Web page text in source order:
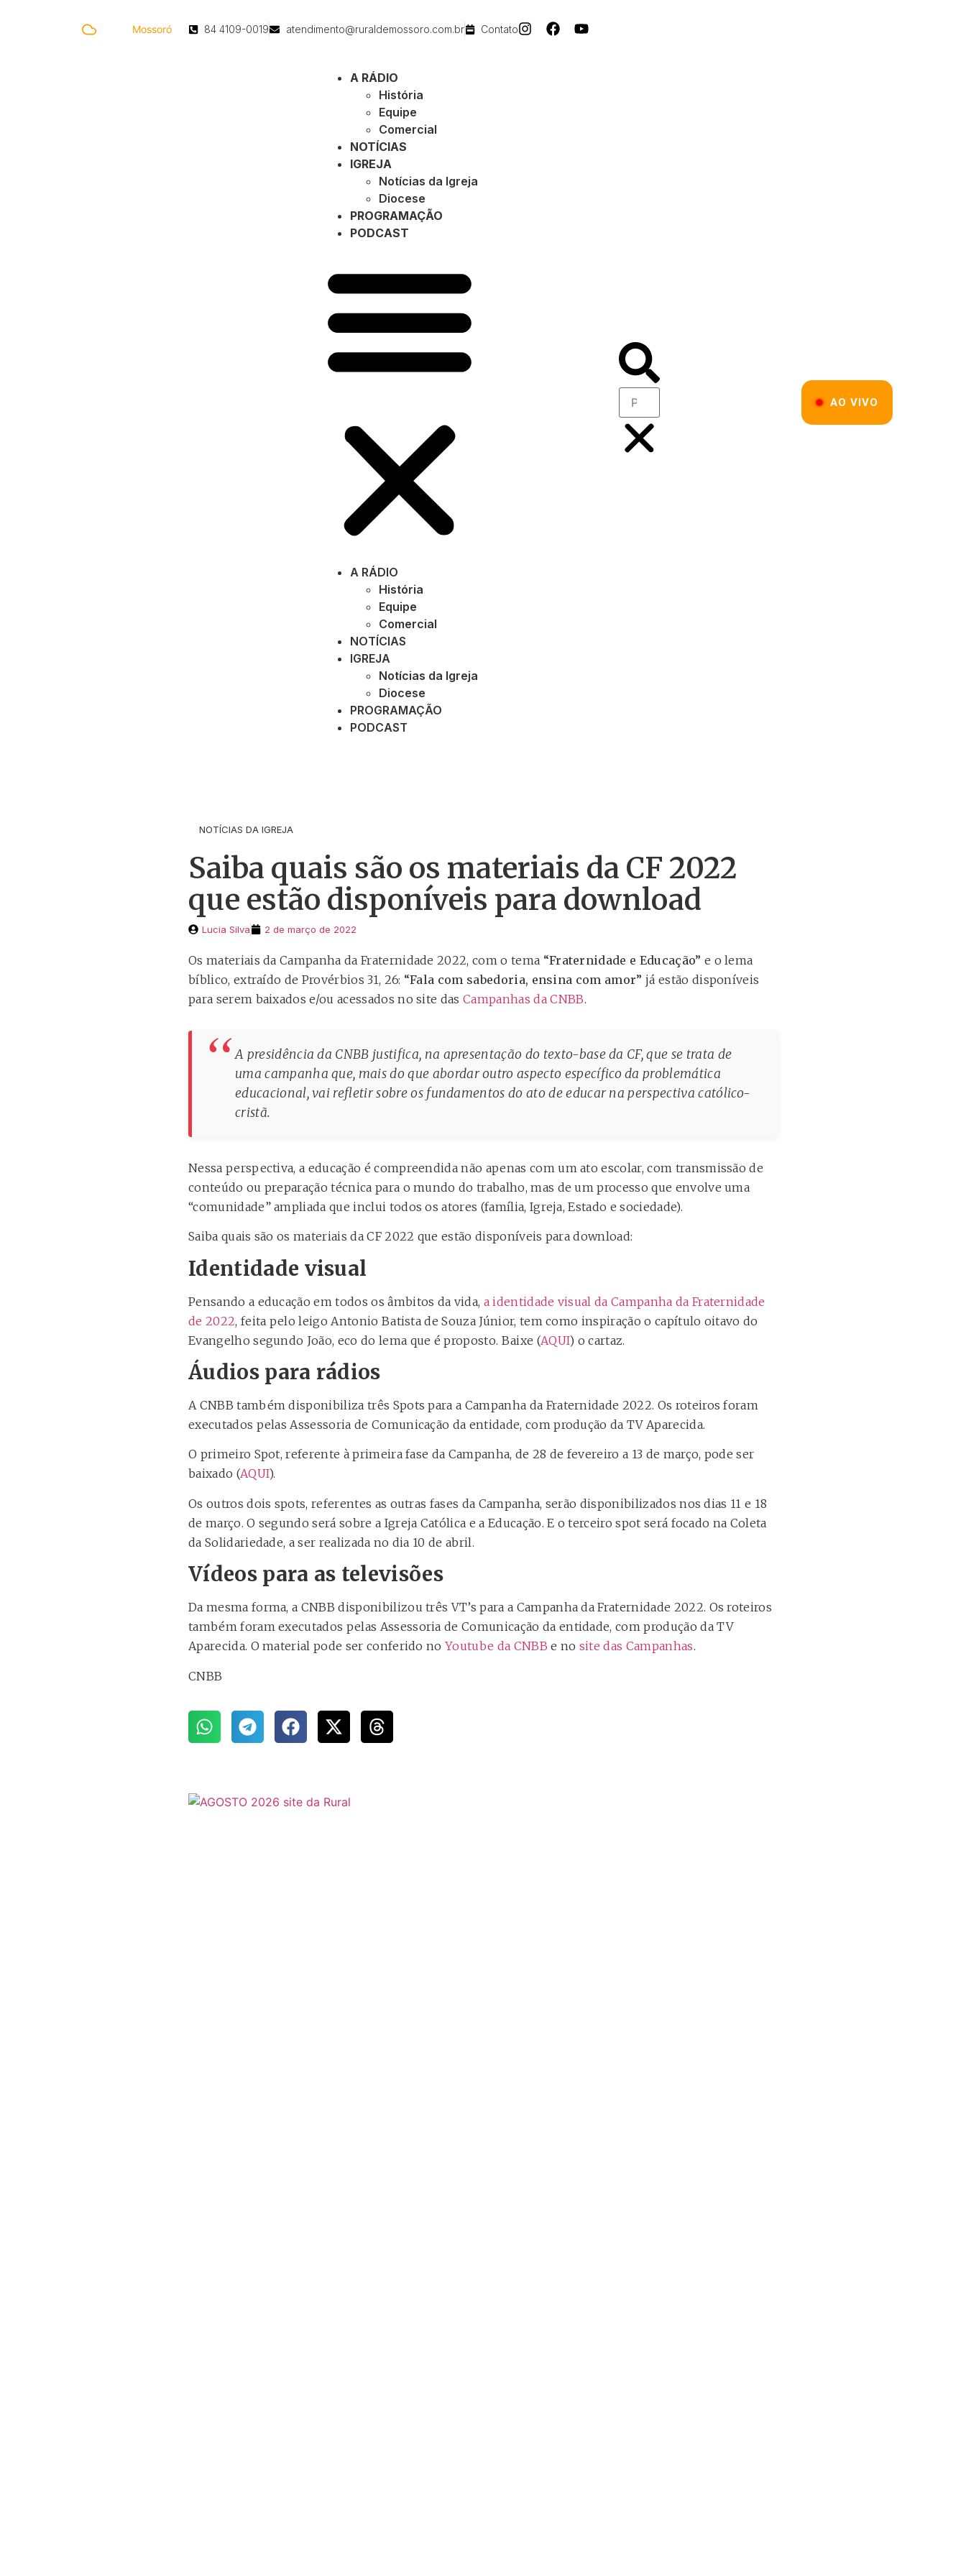
Mossoró 84 4109-0019 atendimento@ruraldemossoro.com.br Contato
A RÁDIO
História
Equipe
Comercial
NOTÍCIAS
IGREJA
Notícias da Igreja
Diocese
PROGRAMAÇÃO
PODCAST
A RÁDIO
História
Equipe
Comercial
NOTÍCIAS
IGREJA
Notícias da Igreja
Diocese
PROGRAMAÇÃO
PODCAST
AO VIVO
NOTÍCIAS DA IGREJA
Saiba quais são os materiais da CF 2022
que estão disponíveis para download
Lucia Silva 2 de março de 2022
Os materiais da Campanha da Fraternidade 2022, com o tema “Fraternidade e Educação” e o lema
bíblico, extraído de Provérbios 31, 26: “Fala com sabedoria, ensina com amor” já estão disponíveis
para serem baixados e/ou acessados no site dasCampanhas da CNBB.
A presidência da CNBB justifica, na apresentação do texto-base da CF, que se trata de
uma campanha que, mais do que abordar outro aspecto específico da problemática
educacional, vai refletir sobre os fundamentos do ato de educar na perspectiva católico-
cristã.
Nessa perspectiva, a educação é compreendida não apenas com um ato escolar, com transmissão de
conteúdo ou preparação técnica para o mundo do trabalho, mas de um processo que envolve uma
“comunidade” ampliada que inclui todos os atores (família, Igreja, Estado e sociedade).
Saiba quais são os materiais da CF 2022 que estão disponíveis para download:
Identidade visual
Pensando a educação em todos os âmbitos da vida, a identidade visual da Campanha da Fraternidade
de 2022, feita pelo leigo Antonio Batista de Souza Júnior, tem como inspiração o capítulo oitavo do
Evangelho segundo João, eco do lema que é proposto. Baixe (AQUI) o cartaz.
Áudios para rádios
A CNBB também disponibiliza três Spots para a Campanha da Fraternidade 2022. Os roteiros foram
executados pelas Assessoria de Comunicação da entidade, com produção da TV Aparecida.
O primeiro Spot, referente à primeira fase da Campanha, de 28 de fevereiro a 13 de março, pode ser
baixado (AQUI).
Os outros dois spots, referentes as outras fases da Campanha, serão disponibilizados nos dias 11 e 18
de março. O segundo será sobre a Igreja Católica e a Educação. E o terceiro spot será focado na Coleta
da Solidariedade, a ser realizada no dia 10 de abril.
Vídeos para as televisões
Da mesma forma, a CNBB disponibilizou três VT’s para a Campanha da Fraternidade 2022. Os roteiros
também foram executados pelas Assessoria de Comunicação da entidade, com produção da TV
Aparecida. O material pode ser conferido noYoutube da CNBB e no site das Campanhas.
CNBB